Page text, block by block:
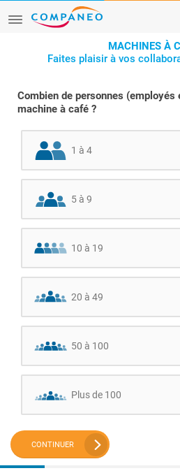
MACHINES À
Faites plaisir à vos
Combien de personnes
machine à café ?
1 à 4
5 à 9
10 à 19
20 à 49
50 à 100
Plus de 100
CONTINUER